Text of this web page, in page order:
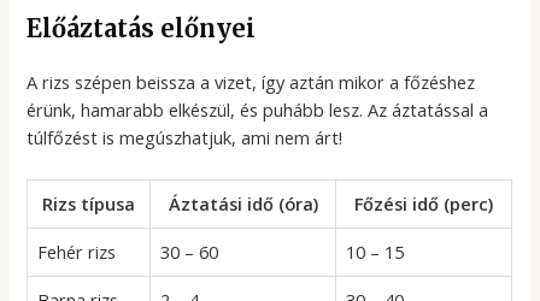
Előáztatás előnyei
A rizs szépen beissza a vizet, így aztán mikor a főzéshez
érünk, hamarabb elkészül, és puhább lesz. Az áztatással a
túlfőzést is megúszhatjuk, ami nem árt!
Rizs típusa Áztatási idő (óra)
Főzési idő (perc)
Fehér rizs
30 – 60
10 – 15